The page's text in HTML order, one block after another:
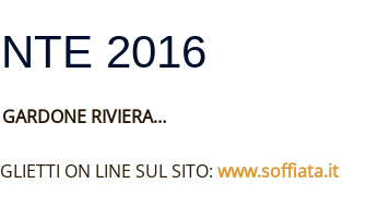
2016
RIVIERA…
ON LINE SUL SITO:www.soffiata.it